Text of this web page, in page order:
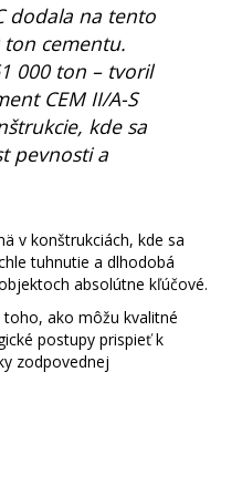
dodala na tento
ton cementu.
000 ton – tvoril
CEM II/A-S
kde sa
pevnosti a
v konštrukciách, kde sa
tuhnutie a dlhodobá
absolútne kľúčové.
ako môžu kvalitné
postupy prispieť k
zodpovednej